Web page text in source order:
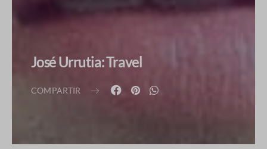
José Urrutia: Travel
COMPARTIR